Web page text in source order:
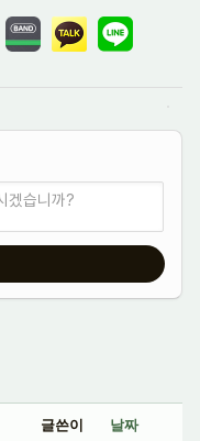
겠습니까?
글쓴이 날짜